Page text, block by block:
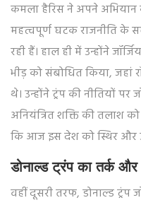
कमला हैरिस ने अपने अभियान
महत्वपूर्ण घटक राजनीति के
रही हैं। हाल ही में उन्होंने
भीड़ को संबोधित किया, जहां
थे। उन्होंने ट्रंप की नीतियों
अनियंत्रित शक्ति की तलाश
कि आज इस देश को स्थिर और
डोनाल्ड ट्रंप का तर्क और
वहीं दूसरी तरफ, डोनाल्ड